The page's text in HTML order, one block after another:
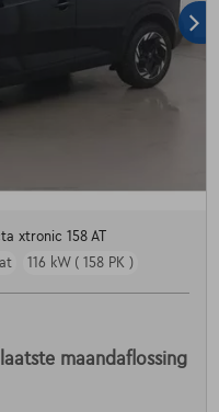
xtronic 158 AT
116 kW ( 158 PK )
maandaflossing